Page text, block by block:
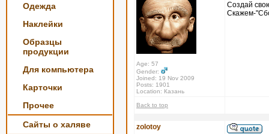
Одежда
Наклейки
Образцы
продукции
Для компьютера
Карточки
Прочее
Сайты о халяве
Age: 57
Gender:
Joined: 19 Nov 2009
Posts: 1901
Location: Казань
Создай
Скажем-
Back to top
zolotoy